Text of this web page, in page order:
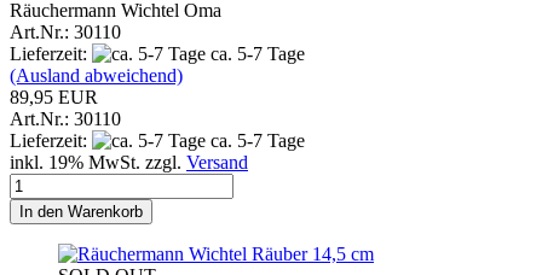
Räuchermann Wichtel Oma
Art.Nr.: 30110
Lieferzeit:
ca. 5-7 Tage
(Ausland abweichend)
89,95 EUR
Art.Nr.: 30110
Lieferzeit:
ca. 5-7 Tage
inkl. 19% MwSt. zzgl. Versand
In den Warenkorb